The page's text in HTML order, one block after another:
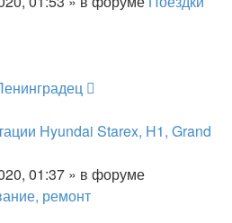
Hyundai Starex, H1, Grand
01:37 » в форуме
ремонт